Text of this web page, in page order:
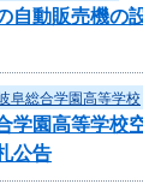
自動販売機の
阜総合学園高等学校
学園高等学校
公告